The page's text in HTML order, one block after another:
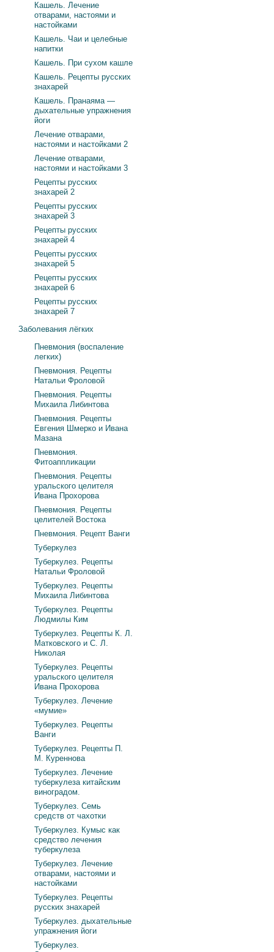
Кашель. Лечение
отварами, настоями и
настойками
Кашель. Чаи и целебные
напитки
Кашель. При сухом кашле
Кашель. Рецепты русских
знахарей
Кашель. Пранаяма —
дыхательные упражнения
йоги
Лечение отварами,
настоями и настойками 2
Лечение отварами,
настоями и настойками 3
Рецепты русских
знахарей 2
Рецепты русских
знахарей 3
Рецепты русских
знахарей 4
Рецепты русских
знахарей 5
Рецепты русских
знахарей 6
Рецепты русских
знахарей 7
Заболевания лёгких
Пневмония (воспаление
легких)
Пневмония. Рецепты
Натальи Фроловой
Пневмония. Рецепты
Михаила Либинтова
Пневмония. Рецепты
Евгения Шмерко и Ивана
Мазана
Пневмония.
Фитоаппликации
Пневмония. Рецепты
уральского целителя
Ивана Прохорова
Пневмония. Рецепты
целителей Востока
Пневмония. Рецепт Ванги
Туберкулез
Туберкулез. Рецепты
Натальи Фроловой
Туберкулез. Рецепты
Михаила Либинтова
Туберкулез. Рецепты
Людмилы Ким
Туберкулез. Рецепты К. Л.
Матковского и С. Л.
Николая
Туберкулез. Рецепты
уральского целителя
Ивана Прохорова
Туберкулез. Лечение
«мумие»
Туберкулез. Рецепты
Ванги
Туберкулез. Рецепты П.
М. Куреннова
Туберкулез. Лечение
туберкулеза китайским
виноградом.
Туберкулез. Семь
средств от чахотки
Туберкулез. Кумыс как
средство лечения
туберкулеза
Туберкулез. Лечение
отварами, настоями и
настойками
Туберкулез. Рецепты
русских знахарей
Туберкулез. дыхательные
упражнения йоги
Туберкулез.